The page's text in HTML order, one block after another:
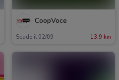
CoopVoce
Scade il 02/09 13.9 km